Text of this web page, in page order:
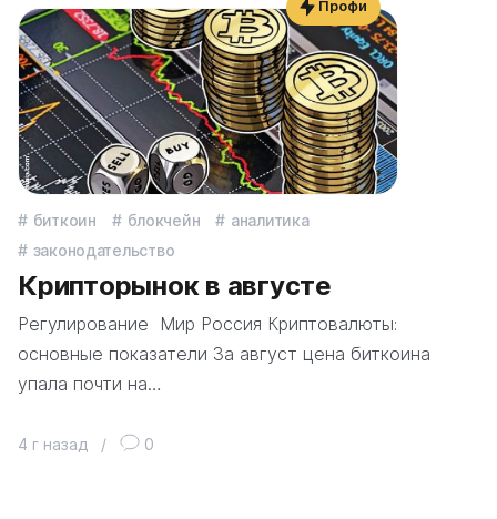
биткоин блокчейн
аналитика
законодательство
Крипторынок в августе
Регулирование Мир Россия Криптовалюты:
основные показатели За август цена биткоина
упала почти на…
4 г назад / 0
Профи